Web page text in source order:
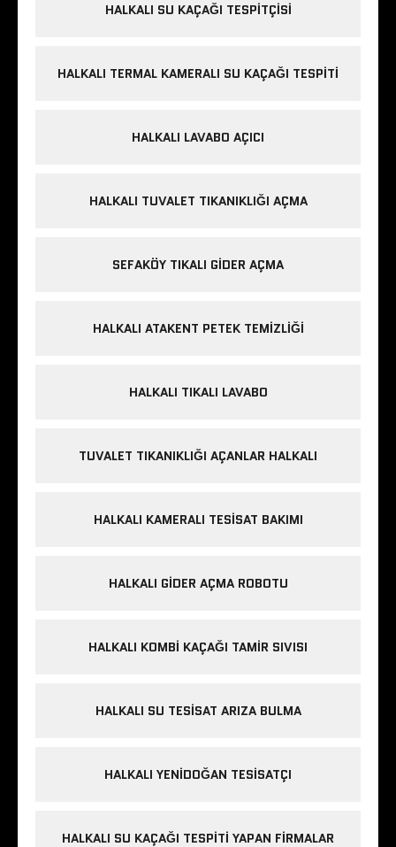
HALKALI SU KAÇAĞI TESPITÇISI
HALKALI TERMAL KAMERALI SU KAÇAĞI TESPITI
HALKALI LAVABO AÇICI
HALKALI TUVALET TIKANIKLIĞI AÇMA
SEFAKÖY TIKALI GIDER AÇMA
HALKALI ATAKENT PETEK TEMIZLIĞI
HALKALI TIKALI LAVABO
TUVALET TIKANIKLIĞI AÇANLAR HALKALI
HALKALI KAMERALI TESISAT BAKIMI
HALKALI GIDER AÇMA ROBOTU
HALKALI KOMBI KAÇAĞI TAMIR SIVISI
HALKALI SU TESISAT ARIZA BULMA
HALKALI YENIDOĞAN TESISATÇI
HALKALI SU KAÇAĞI TESPITI YAPAN FIRMALAR